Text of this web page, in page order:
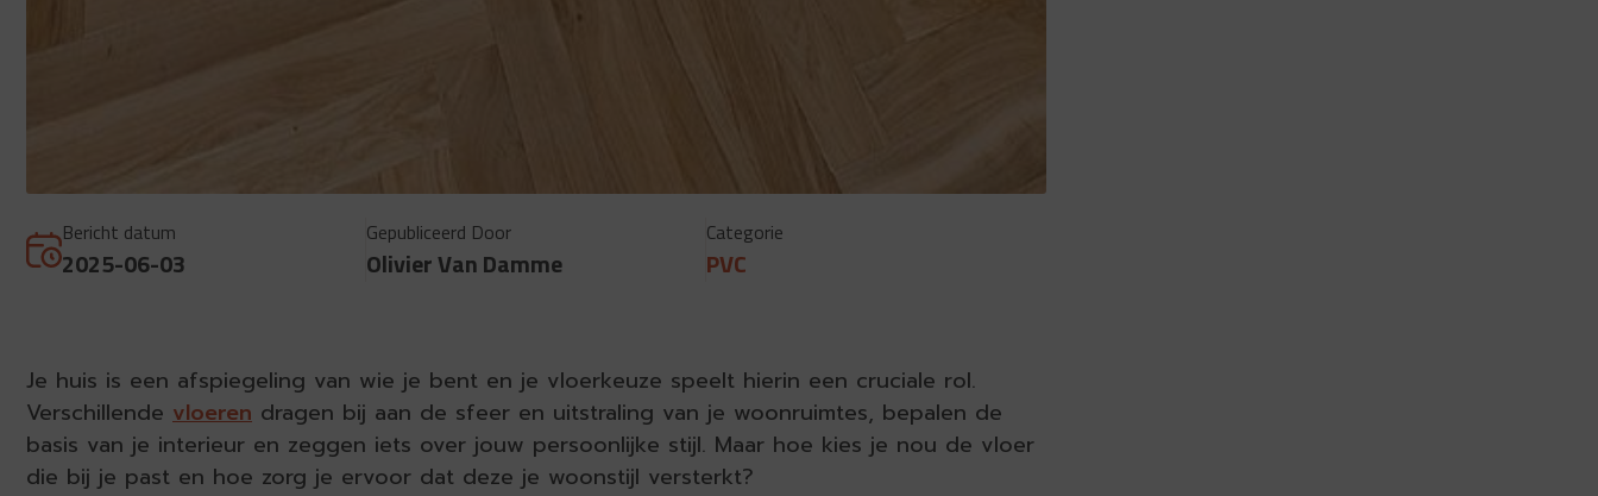
Bericht datum
2025-06-03
Gepubliceerd Door
Olivier Van Damme
Categorie
PVC
Je huis is een afspiegeling van wie je bent en je vloerkeuze speelt hierin een cruciale rol.
Verschillende vloeren dragen bij aan de sfeer en uitstraling van je woonruimtes, bepalen de
basis van je interieur en zeggen iets over jouw persoonlijke stijl. Maar hoe kies je nou de vloer
die bij je past en hoe zorg je ervoor dat deze je woonstijl versterkt?